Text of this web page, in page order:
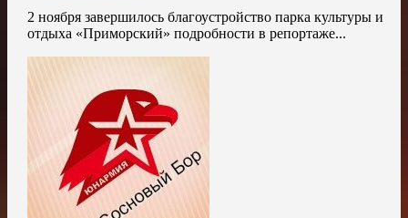
2 ноября завершилось благоустройство парка культуры и
отдыха «Приморский» подробности в репортаже...